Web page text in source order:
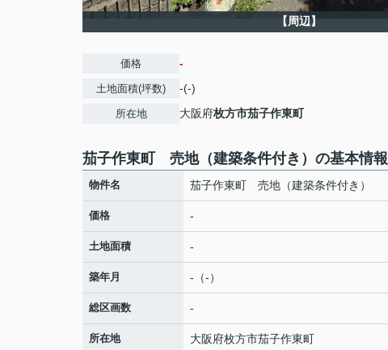
【周辺】
価格 -
土地面積(坪数) -(-)
所在地 大阪府枚方市茄子作東町
茄子作東町 売地（建築条件付き）の基本情報
物件名 茄子作東町 売地（建築条件付き）
価格 -
土地面積 -
築年月 -（-）
総区画数 -
所在地 大阪府枚方市茄子作東町